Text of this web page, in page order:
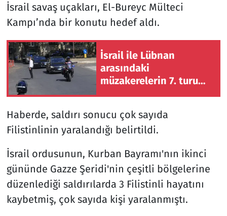
İsrail savaş uçakları, El-Bureyc Mülteci
Kampı’nda bir konutu hedef aldı.
İsrail ile Lübnan
arasındaki
müzakerelerin 7. turu
Haberde, saldırı sonucu çok sayıda
Filistinlinin yaralandığı belirtildi.
İsrail ordusunun, Kurban Bayramı'nın ikinci
gününde Gazze Şeridi'nin çeşitli bölgelerine
düzenlediği saldırılarda 3 Filistinli hayatını
kaybetmiş, çok sayıda kişi yaralanmıştı.
Teknoloji ve Bilim
Televizyon